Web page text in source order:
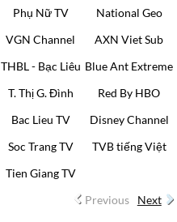
Phụ Nữ TV
National Geo
VGN Channel
AXN Viet Sub
THBL - Bạc Liêu Blue Ant Extreme
T. Thị G. Đình
Red By HBO
Bac Lieu TV
Disney Channel
Soc Trang TV
TVB tiếng Việt
Tien Giang TV
Previous
Next